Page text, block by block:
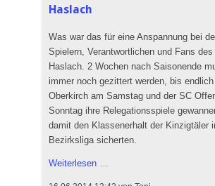
Haslach
Was war das für eine Anspannung bei
Spielern, Verantwortlichen und Fans
Haslach. 2 Wochen nach Saisonende
immer noch gezittert werden, bis
Oberkirch am Samstag und der SC
Sonntag ihre Relegationsspiele
damit den Klassenerhalt der Kinzigtäler
Bezirksliga sicherten.
Weiterlesen …